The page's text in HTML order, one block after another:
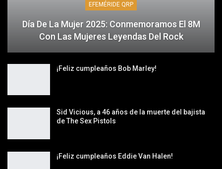
EFEMÉRIDE QRP
Día De La Mujer 2025: Conmemoramos El 8M
Con Las Mujeres Leyendas Del Rock
¡Feliz cumpleaños Bob Marley!
Sid Vicious, a 46 años de la muerte del bajista
de The Sex Pistols
¡Feliz cumpleaños Eddie Van Halen!